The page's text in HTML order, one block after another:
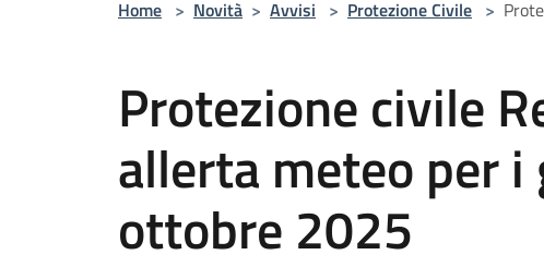
Home > Novità > Avvisi > Protezione Civile >
Protezione civile
allerta meteo per i
ottobre 2025